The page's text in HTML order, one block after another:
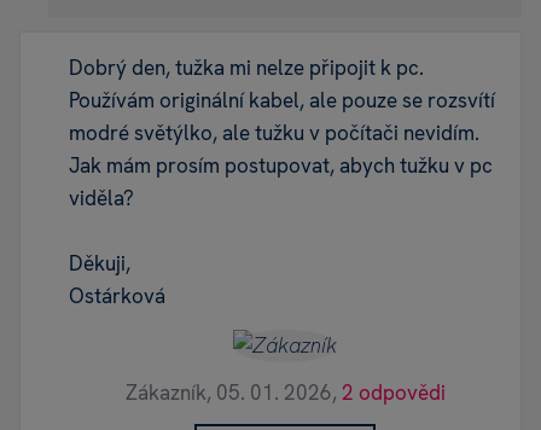
Dobrý den, tužka mi nelze připojit k pc.
Používám originální kabel, ale pouze se rozsvítí
modré světýlko, ale tužku v počítači nevidím.
Jak mám prosím postupovat, abych tužku v pc
viděla?
Děkuji,
Ostárková
Zákazník, 05. 01. 2026, 2 odpovědi